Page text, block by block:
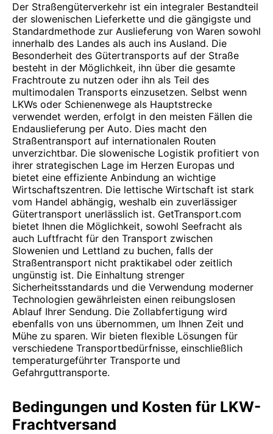
Der Straßengüterverkehr ist ein integraler Bestandteil
der slowenischen Lieferkette und die gängigste und
Standardmethode zur Auslieferung von Waren sowohl
innerhalb des Landes als auch ins Ausland. Die
Besonderheit des Gütertransports auf der Straße
besteht in der Möglichkeit, ihn über die gesamte
Frachtroute zu nutzen oder ihn als Teil des
multimodalen Transports einzusetzen. Selbst wenn
LKWs oder Schienenwege als Hauptstrecke
verwendet werden, erfolgt in den meisten Fällen die
Endauslieferung per Auto. Dies macht den
Straßentransport auf internationalen Routen
unverzichtbar. Die slowenische Logistik profitiert von
ihrer strategischen Lage im Herzen Europas und
bietet eine effiziente Anbindung an wichtige
Wirtschaftszentren. Die lettische Wirtschaft ist stark
vom Handel abhängig, weshalb ein zuverlässiger
Gütertransport unerlässlich ist. GetTransport.com
bietet Ihnen die Möglichkeit, sowohl Seefracht als
auch Luftfracht für den Transport zwischen
Slowenien und Lettland zu buchen, falls der
Straßentransport nicht praktikabel oder zeitlich
ungünstig ist. Die Einhaltung strenger
Sicherheitsstandards und die Verwendung moderner
Technologien gewährleisten einen reibungslosen
Ablauf Ihrer Sendung. Die Zollabfertigung wird
ebenfalls von uns übernommen, um Ihnen Zeit und
Mühe zu sparen. Wir bieten flexible Lösungen für
verschiedene Transportbedürfnisse, einschließlich
temperaturgeführter Transporte und
Gefahrguttransporte.
Bedingungen und Kosten für LKW-
Frachtversand